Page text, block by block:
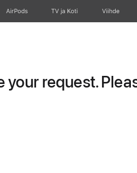
AirPods TV ja Koti Viihde
request.